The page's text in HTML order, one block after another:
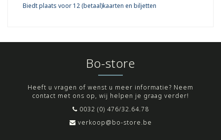
Biedt plaats voor 12 (betaal)kaarten en biljetten
Bo-store
Heeft u vragen of wenst u meer informatie? Neem
contact met ons op, wij helpen je graag verder!
0032 (0) 476/32.64.78
verkoop@bo-store.be